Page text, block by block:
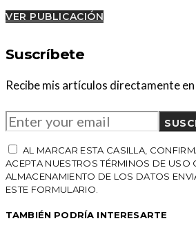
VER PUBLICACIÓN
Suscríbete
Recibe mis artículos directamente
AL MARCAR ESTA CASILLA,
ACEPTA NUESTROS TÉRMINOS DE USO
ALMACENAMIENTO DE LOS DATOS
ESTE FORMULARIO.
TAMBIÉN PODRÍA INTERESARTE